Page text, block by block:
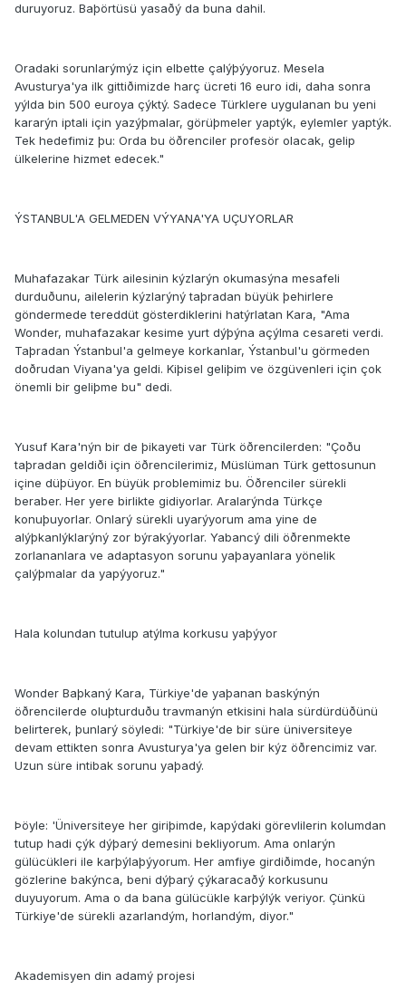
duruyoruz. Baþörtüsü yasaðý da buna dahil.
Oradaki sorunlarýmýz için elbette çalýþýyoruz. Mesela
Avusturya'ya ilk gittiðimizde harç ücreti 16 euro idi, daha sonra
yýlda bin 500 euroya çýktý. Sadece Türklere uygulanan bu yeni
kararýn iptali için yazýþmalar, görüþmeler yaptýk, eylemler yaptýk.
Tek hedefimiz þu: Orda bu öðrenciler profesör olacak, gelip
ülkelerine hizmet edecek."
ÝSTANBUL'A GELMEDEN VÝYANA'YA UÇUYORLAR
Muhafazakar Türk ailesinin kýzlarýn okumasýna mesafeli
durduðunu, ailelerin kýzlarýný taþradan büyük þehirlere
göndermede tereddüt gösterdiklerini hatýrlatan Kara, "Ama
Wonder, muhafazakar kesime yurt dýþýna açýlma cesareti verdi.
Taþradan Ýstanbul'a gelmeye korkanlar, Ýstanbul'u görmeden
doðrudan Viyana'ya geldi. Kiþisel geliþim ve özgüvenleri için çok
önemli bir geliþme bu" dedi.
Yusuf Kara'nýn bir de þikayeti var Türk öðrencilerden: "Çoðu
taþradan geldiði için öðrencilerimiz, Müslüman Türk gettosunun
içine düþüyor. En büyük problemimiz bu. Öðrenciler sürekli
beraber. Her yere birlikte gidiyorlar. Aralarýnda Türkçe
konuþuyorlar. Onlarý sürekli uyarýyorum ama yine de
alýþkanlýklarýný zor býrakýyorlar. Yabancý dili öðrenmekte
zorlananlara ve adaptasyon sorunu yaþayanlara yönelik
çalýþmalar da yapýyoruz."
Hala kolundan tutulup atýlma korkusu yaþýyor
Wonder Baþkaný Kara, Türkiye'de yaþanan baskýnýn
öðrencilerde oluþturduðu travmanýn etkisini hala sürdürdüðünü
belirterek, þunlarý söyledi: "Türkiye'de bir süre üniversiteye
devam ettikten sonra Avusturya'ya gelen bir kýz öðrencimiz var.
Uzun süre intibak sorunu yaþadý.
Þöyle: 'Üniversiteye her giriþimde, kapýdaki görevlilerin kolumdan
tutup hadi çýk dýþarý demesini bekliyorum. Ama onlarýn
gülücükleri ile karþýlaþýyorum. Her amfiye girdiðimde, hocanýn
gözlerine bakýnca, beni dýþarý çýkaracaðý korkusunu
duyuyorum. Ama o da bana gülücükle karþýlýk veriyor. Çünkü
Türkiye'de sürekli azarlandým, horlandým, diyor."
Akademisyen din adamý projesi